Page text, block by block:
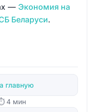
— Экономия на
Беларуси.
главную
4 мин